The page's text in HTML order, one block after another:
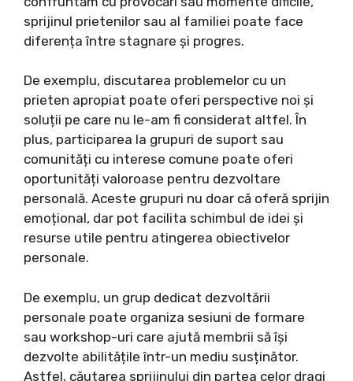
sprijinul prietenilor sau al familiei poate face
diferența între stagnare și progres.
De exemplu, discutarea problemelor cu un
prieten apropiat poate oferi perspective noi și
soluții pe care nu le-am fi considerat altfel. În
plus, participarea la grupuri de suport sau
comunități cu interese comune poate oferi
oportunități valoroase pentru dezvoltare
personală. Aceste grupuri nu doar că oferă sprijin
emoțional, dar pot facilita schimbul de idei și
resurse utile pentru atingerea obiectivelor
personale.
De exemplu, un grup dedicat dezvoltării
personale poate organiza sesiuni de formare
sau workshop-uri care ajută membrii să își
dezvolte abilitățile într-un mediu susținător.
Astfel, căutarea sprijinului din partea celor dragi